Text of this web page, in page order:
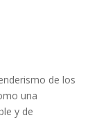
de los
una
y de